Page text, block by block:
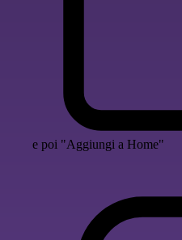
e poi "Aggiungi a Home"